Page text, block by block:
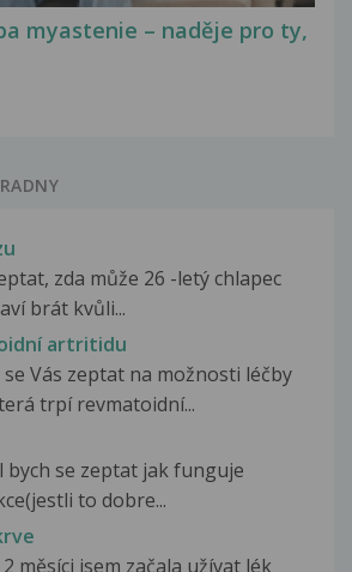
myastenie – naděje pro ty,
zda může 26 -letý chlapec
brát kvůli...
artritidu
Vás zeptat na možnosti léčby
trpí revmatoidní...
bych se zeptat jak funguje
to dobre...
měsíci jsem začala užívat lék